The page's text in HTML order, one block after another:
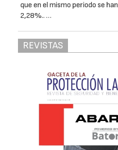
que en el mismo periodo se
2,28%.. …
REVISTAS